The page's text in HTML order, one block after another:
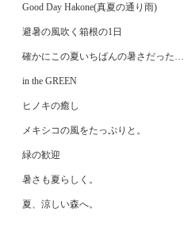
Good Day Hakone(真夏の通り雨)
避暑の風吹く箱根の1日
確かにこの夏いちばんの暑さだった…
in the GREEN
ヒノキの癒し
メキシコの風をたっぷりと。
緑の歓迎
暑さも夏らしく。
夏、涼しい森へ。